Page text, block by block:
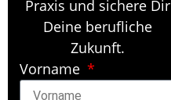
Praxis und sichere Dir
Deine berufliche
Zukunft.
Vorname